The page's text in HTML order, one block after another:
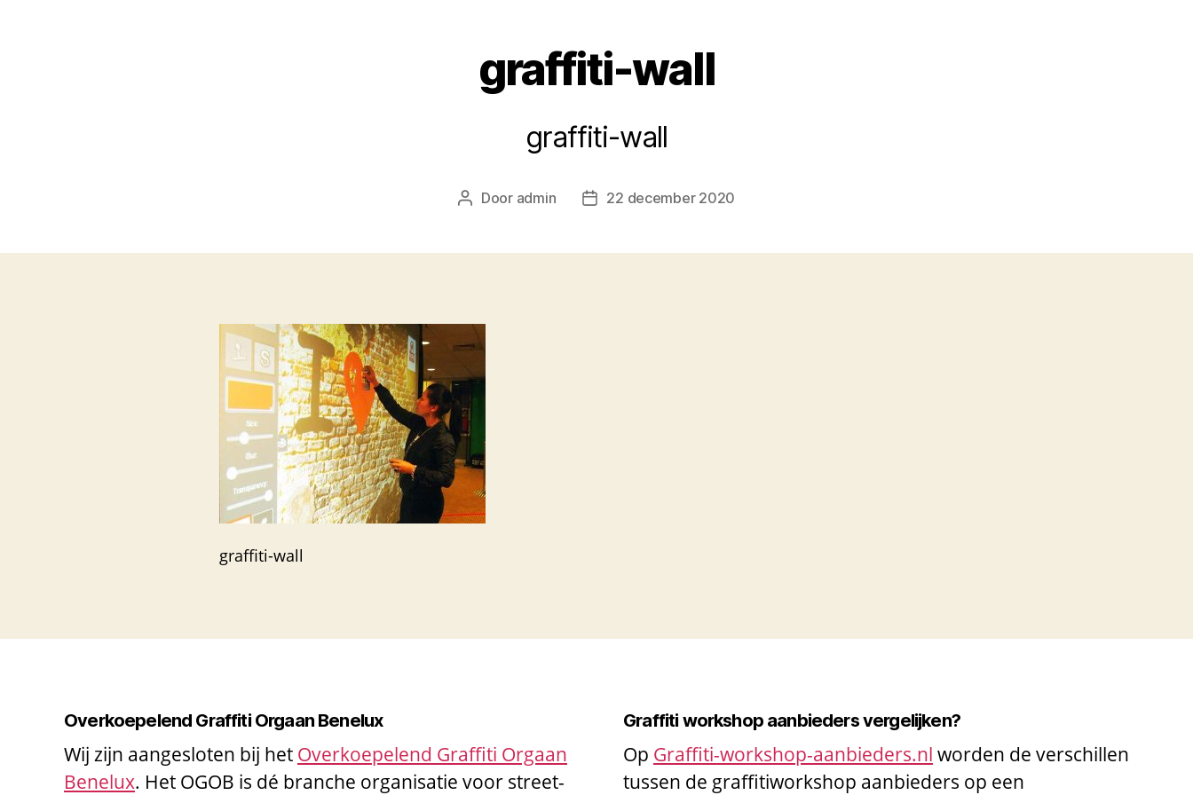
graffiti-wall
graffiti-wall
Berichtauteur
Door admin Berichtdatum
22 december 2020
graffiti-wall
Overkoepelend Graffiti Orgaan Benelux
Wij zijn aangesloten bij het Overkoepelend Graffiti Orgaan
Benelux. Het OGOB is dé branche organisatie voor street-
Graffiti workshop aanbieders vergelijken?
Op Graffiti-workshop-aanbieders.nl worden de verschillen
tussen de graffitiworkshop aanbieders op een